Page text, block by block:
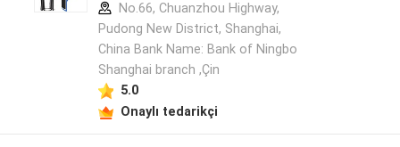
No.66, Chuanzhou Highway,
Pudong New District, Shanghai,
China Bank Name: Bank of Ningbo
Shanghai branch ,Çin
5.0
Onaylı tedarikçi